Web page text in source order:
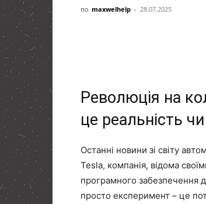
по maxwelhelp - 28.07.2025
Революція на
це реальність
Останні новини зі світу
Tesla, компанія, відома
програмного забезпечення
просто експеримент – це